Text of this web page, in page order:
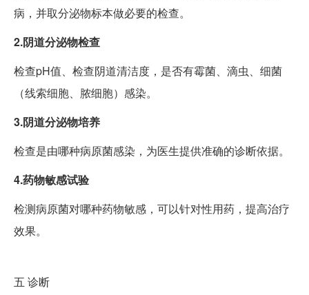
病，并取分泌物标本做必要的检查。
2.阴道分泌物检查
检查pH值、检查阴道清洁度，是否有霉菌、滴虫、细菌
（线索细胞、脓细胞）感染。
3.阴道分泌物培养
检查是由哪种病原菌感染，为医生提供准确的诊断依据。
4.药物敏感试验
检测病原菌对哪种药物敏感，可以针对性用药，提高治疗
效果。
五 诊断